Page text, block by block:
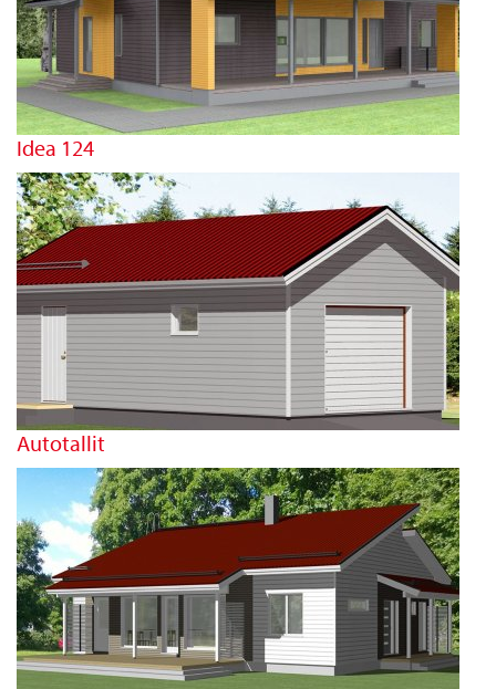
Idea 124
Autotallit